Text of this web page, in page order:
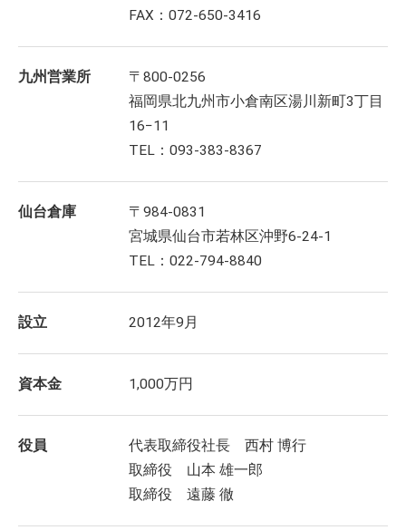
FAX：072-650-3416
九州営業所
〒800-0256
福岡県北九州市小倉南区湯川新町3丁目
16−11
TEL：093-383-8367
仙台倉庫
〒984-0831
宮城県仙台市若林区沖野6-24-1
TEL：022-794-8840
設立 2012年9月
資本金 1,000万円
役員
代表取締役社長 西村 博行
取締役 山本 雄一郎
取締役 遠藤 徹